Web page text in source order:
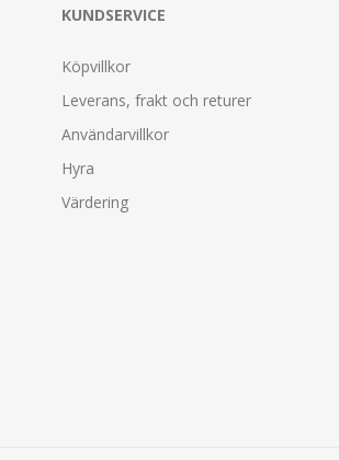
KUNDSERVICE
Köpvillkor
Leverans, frakt och returer
Användarvillkor
Hyra
Värdering